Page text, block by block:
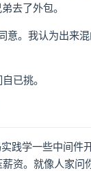
去了外包。
意。我认为出来
已挑。
践学一些中间件
资。就像人家问